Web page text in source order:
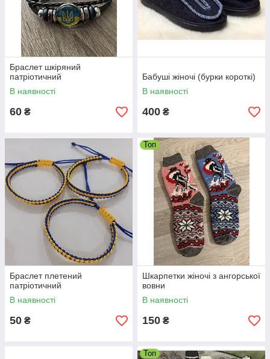
Браслет шкіряний
патріотичний
В наявності
60 ₴
Бабуші жіночі (бурки короткі)
В наявності
400 ₴
Браслет плетений
патріотичний
В наявності
50 ₴
Топ
Шкарпетки жіночі з ангорської
вовни
В наявності
150 ₴
Топ